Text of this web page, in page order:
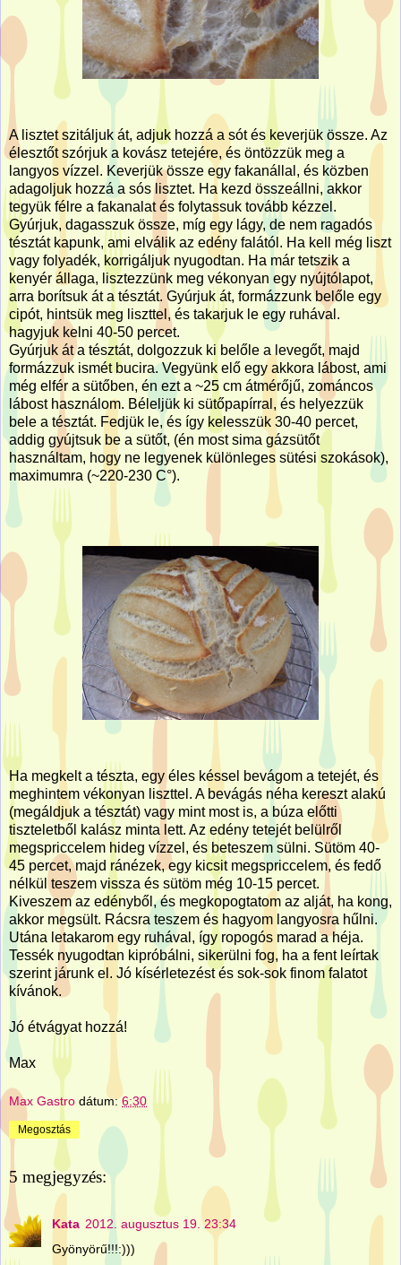
A lisztet szitáljuk át, adjuk hozzá a sót és keverjük össze. Az
élesztőt szórjuk a kovász tetejére, és öntözzük meg a
langyos vízzel. Keverjük össze egy fakanállal, és közben
adagoljuk hozzá a sós lisztet. Ha kezd összeállni, akkor
tegyük félre a fakanalat és folytassuk tovább kézzel.
Gyúrjuk, dagasszuk össze, míg egy lágy, de nem ragadós
tésztát kapunk, ami elválik az edény falától. Ha kell még liszt
vagy folyadék, korrigáljuk nyugodtan. Ha már tetszik a
kenyér állaga, lisztezzünk meg vékonyan egy nyújtólapot,
arra borítsuk át a tésztát. Gyúrjuk át, formázzunk belőle egy
cipót, hintsük meg liszttel, és takarjuk le egy ruhával.
hagyjuk kelni 40-50 percet.
Gyúrjuk át a tésztát, dolgozzuk ki belőle a levegőt, majd
formázzuk ismét bucira. Vegyünk elő egy akkora lábost, ami
még elfér a sütőben, én ezt a ~25 cm átmérőjű, zománcos
lábost használom. Béleljük ki sütőpapírral, és helyezzük
bele a tésztát. Fedjük le, és így kelesszük 30-40 percet,
addig gyújtsuk be a sütőt, (én most sima gázsütőt
használtam, hogy ne legyenek különleges sütési szokások),
maximumra (~220-230 C°).
Ha megkelt a tészta, egy éles késsel bevágom a tetejét, és
meghintem vékonyan liszttel. A bevágás néha kereszt alakú
(megáldjuk a tésztát) vagy mint most is, a búza előtti
tiszteletből kalász minta lett. Az edény tetejét belülről
megspriccelem hideg vízzel, és beteszem sülni. Sütöm 40-
45 percet, majd ránézek, egy kicsit megspriccelem, és fedő
nélkül teszem vissza és sütöm még 10-15 percet.
Kiveszem az edényből, és megkopogtatom az alját, ha kong,
akkor megsült. Rácsra teszem és hagyom langyosra hűlni.
Utána letakarom egy ruhával, így ropogós marad a héja.
Tessék nyugodtan kipróbálni, sikerülni fog, ha a fent leírtak
szerint járunk el. Jó kísérletezést és sok-sok finom falatot
kívánok.
Jó étvágyat hozzá!
Max
Max Gastro dátum:6:30
Megosztás
5 megjegyzés:
Kata 2012. augusztus 19. 23:34
Gyönyörű!!!:)))